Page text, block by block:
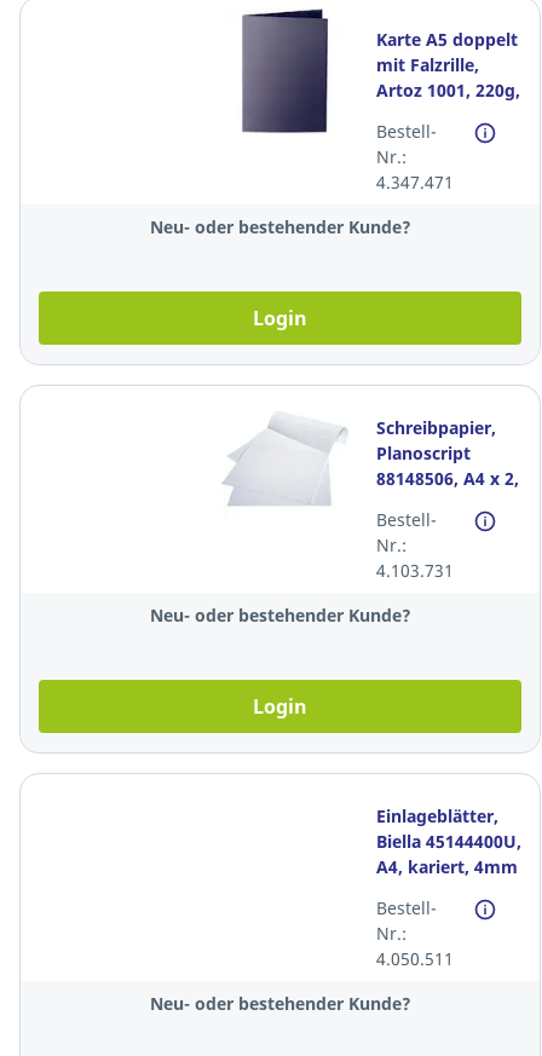
Karte A5 doppelt
mit Falzrille,
Artoz 1001, 220g,
100 Stück
Bestell-
Nr.:
4.347.471
Neu- oder bestehender Kunde?
Login
Schreibpapier,
Planoscript
88148506, A4 x 2,
FSC, 90g. Pack à
250
Bestell-
Nr.:
4.103.731
Neu- oder bestehender Kunde?
Login
Einlageblätter,
Biella 45144400U,
A4, kariert, 4mm
Loch, 100 Blatt
Bestell-
Nr.:
4.050.511
Neu- oder bestehender Kunde?